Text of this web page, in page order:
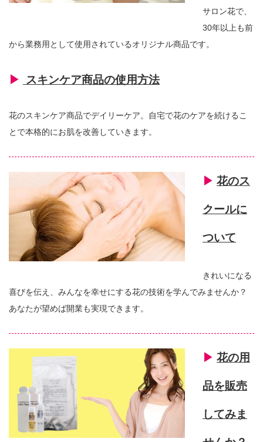
サロン花で、
30年以上も前
から業務用として使用されているオリジナル商品です。
▶︎ スキンケア商品の使用方法
花のスキンケア商品でデイリーケア。自宅で花のケアを続けるこ
とで本格的にお肌を改善していきます。
▶︎ 花のス
クールに
ついて
きれいになる
喜びを伝え、みんなを幸せにする花の技術を学んでみませんか？
あなたが望めば開業も実現できます。
▶︎ 花の用
品を販売
してみま